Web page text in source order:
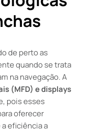
de perto as
quando se trata
na navegação. A
(MFD) e displays
pois esses
oferecer
eficiência a